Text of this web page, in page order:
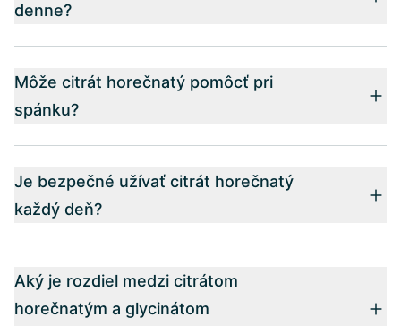
denne?
Môže citrát horečnatý pomôcť pri
spánku?
Je bezpečné užívať citrát horečnatý
každý deň?
Aký je rozdiel medzi citrátom
horečnatým a glycinátom